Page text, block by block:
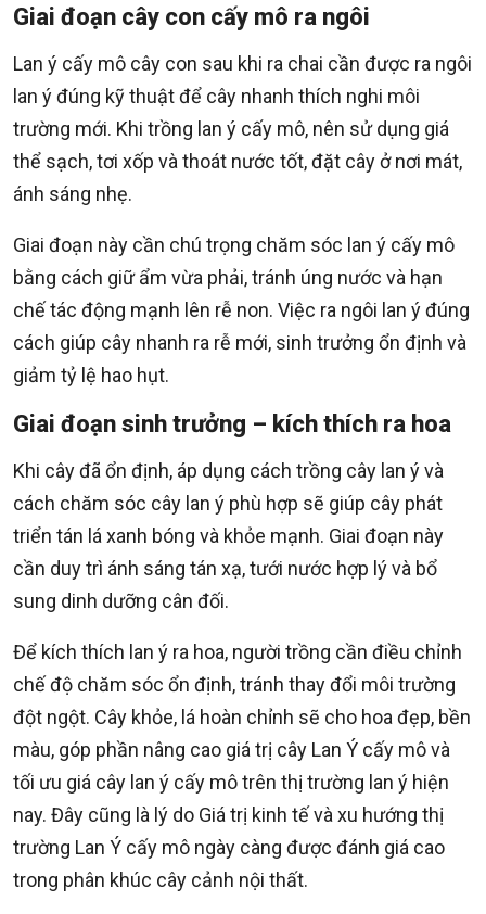
Giai đoạn cây con cấy mô ra ngôi
Lan ý cấy mô cây con sau khi ra chai cần được ra ngôi
lan ý đúng kỹ thuật để cây nhanh thích nghi môi
trường mới. Khi trồng lan ý cấy mô, nên sử dụng giá
thể sạch, tơi xốp và thoát nước tốt, đặt cây ở nơi mát,
ánh sáng nhẹ.
Giai đoạn này cần chú trọng chăm sóc lan ý cấy mô
bằng cách giữ ẩm vừa phải, tránh úng nước và hạn
chế tác động mạnh lên rễ non. Việc ra ngôi lan ý đúng
cách giúp cây nhanh ra rễ mới, sinh trưởng ổn định và
giảm tỷ lệ hao hụt.
Giai đoạn sinh trưởng – kích thích ra hoa
Khi cây đã ổn định, áp dụng cách trồng cây lan ý và
cách chăm sóc cây lan ý phù hợp sẽ giúp cây phát
triển tán lá xanh bóng và khỏe mạnh. Giai đoạn này
cần duy trì ánh sáng tán xạ, tưới nước hợp lý và bổ
sung dinh dưỡng cân đối.
Để kích thích lan ý ra hoa, người trồng cần điều chỉnh
chế độ chăm sóc ổn định, tránh thay đổi môi trường
đột ngột. Cây khỏe, lá hoàn chỉnh sẽ cho hoa đẹp, bền
màu, góp phần nâng cao giá trị cây Lan Ý cấy mô và
tối ưu giá cây lan ý cấy mô trên thị trường lan ý hiện
nay. Đây cũng là lý do Giá trị kinh tế và xu hướng thị
trường Lan Ý cấy mô ngày càng được đánh giá cao
trong phân khúc cây cảnh nội thất.